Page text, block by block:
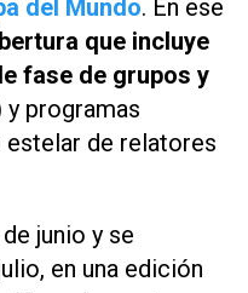
del Mundo. En ese
que incluye
fase de grupos y
y programas
de relatores
junio y se
en una edición